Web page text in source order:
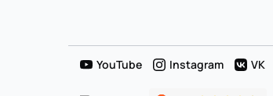
YouTube Instagram VK